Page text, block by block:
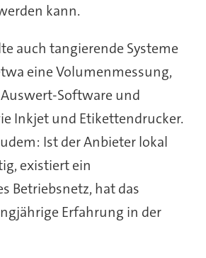
kann.
auch tangierende Systeme
eine Volumenmessung,
Software und
Inkjet und Etikettendrucker.
Ist der Anbieter lokal
existiert ein
Betriebsnetz, hat das
Erfahrung in der